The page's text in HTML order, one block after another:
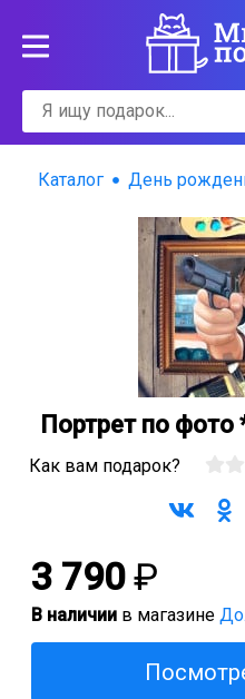
Каталог День
Портрет по фото
Как вам подарок?
3 790 ₽
В наличии в магазине